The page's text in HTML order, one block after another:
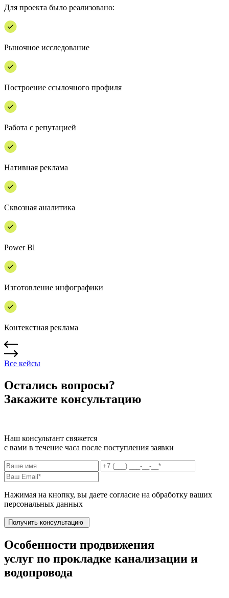
Для проекта было реализовано:
Рыночное исследование
Построение ссылочного профиля
Работа с репутацией
Нативная реклама
Сквозная аналитика
Power Bl
Изготовление инфографики
Контекстная реклама
Все кейсы
Остались вопросы?
Закажите консультацию
Наш консультант свяжется
с вами в течение часа после поступления заявки
Нажимая на кнопку, вы даете согласие на обработку ваших
персональных данных
Получить консультацию
Особенности продвижения
услуг по прокладке канализации и
водопровода